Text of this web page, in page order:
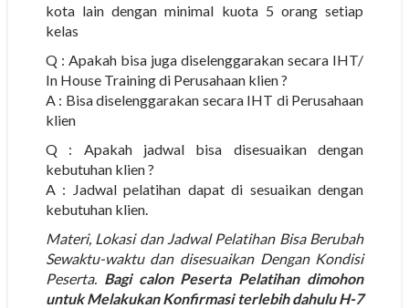
kota lain dengan minimal kuota 5 orang setiap
kelas
Q : Apakah bisa juga diselenggarakan secara IHT/
In House Training di Perusahaan klien ?
A : Bisa diselenggarakan secara IHT di Perusahaan
klien
Q : Apakah jadwal bisa disesuaikan dengan
kebutuhan klien ?
A : Jadwal pelatihan dapat di sesuaikan dengan
kebutuhan klien.
Materi, Lokasi dan Jadwal Pelatihan Bisa Berubah
Sewaktu-waktu dan disesuaikan Dengan Kondisi
Peserta.Bagi calon Peserta Pelatihan dimohon
untuk Melakukan Konfirmasi terlebih dahulu H-7